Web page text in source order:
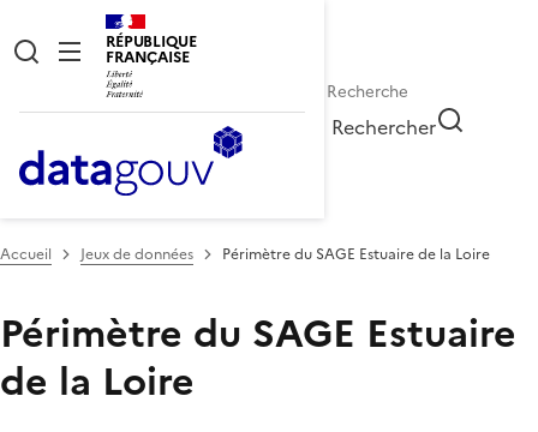
RÉPUBLIQUE
FRANÇAISE
Rechercher
Accueil Jeux de données Périmètre du SAGE Estuaire de la Loire
Périmètre du SAGE Estuaire
de la Loire